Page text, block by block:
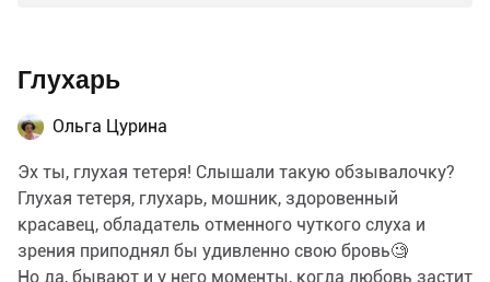
Глухарь
Ольга Цурина
Эх ты, глухая тетеря! Слышали такую обзывалочку?
Глухая тетеря, глухарь, мошник, здоровенный
красавец, обладатель отменного чуткого слуха и
зрения приподнял бы удивленно свою бровь🧐
Но да, бывают и у него моменты, когда любовь застит